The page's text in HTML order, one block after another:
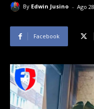
By Edwin Jusino - Ago
Facebook